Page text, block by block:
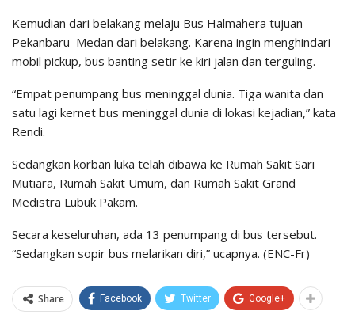
Kemudian dari belakang melaju Bus Halmahera tujuan
Pekanbaru–Medan dari belakang. Karena ingin menghindari
mobil pickup, bus banting setir ke kiri jalan dan terguling.
“Empat penumpang bus meninggal dunia. Tiga wanita dan
satu lagi kernet bus meninggal dunia di lokasi kejadian,” kata
Rendi.
Sedangkan korban luka telah dibawa ke Rumah Sakit Sari
Mutiara, Rumah Sakit Umum, dan Rumah Sakit Grand
Medistra Lubuk Pakam.
Secara keseluruhan, ada 13 penumpang di bus tersebut.
“Sedangkan sopir bus melarikan diri,” ucapnya. (ENC-Fr)
Share Facebook Twitter Google+